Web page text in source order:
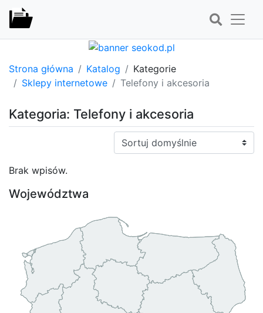
Strona główna Katalog
Kategorie
Sklepy internetowe
Telefony i akcesoria
Kategoria: Telefony i akcesoria
Sortuj:
Brak wpisów.
Województwa